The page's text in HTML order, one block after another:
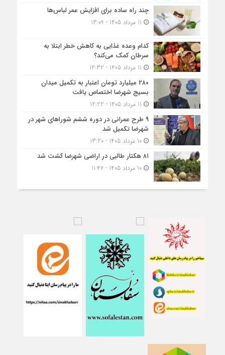
چند راه ساده برای افزایش عمر لباس‌ها
کدام وعده غذایی به کاهش خطر ابتلا به
سرطان کمک می‌کند؟
۲۸۰ میلیارد تومان اعتبار به تکمیل میدان
بسیج شهرضا اختصاص یافت
۹ طرح عمرانی در دوره ششم شوراهای شهر در
شهرضا تکمیل شد
10 مرداد 1405 - 13:20
۸۱ هکتار طالبی در اراضی شهرضا کشت شد
10 مرداد 1405 - 11:46